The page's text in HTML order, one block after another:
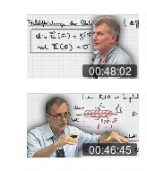
00:48:02
00:46:45